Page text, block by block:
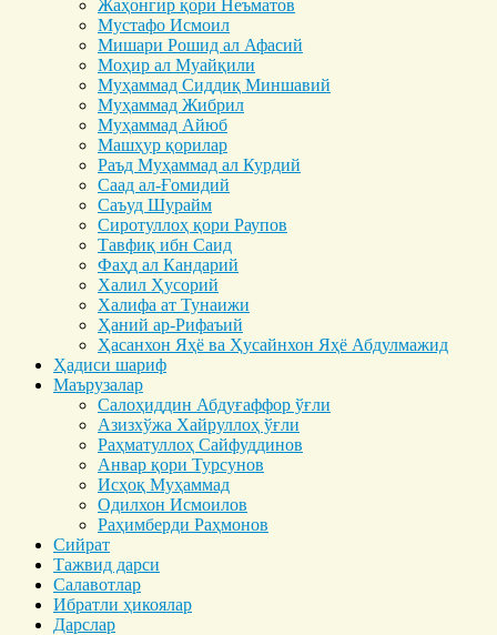
Жаҳонгир қори Неъматов
Мустафо Исмоил
Мишари Рошид ал Афасий
Моҳир ал Муайқили
Муҳаммад Cиддиқ Миншавий
Муҳаммад Жибрил
Муҳаммад Айюб
Машҳур қорилар
Раъд Муҳаммад ал Курдий
Саад ал-Ғомидий
Саъуд Шурайм
Сиротуллоҳ қори Раупов
Тавфиқ ибн Саид
Фаҳд ал Кандарий
Халил Ҳусорий
Халифа ат Тунаижи
Ҳаний ар-Рифаъий
Ҳасанхон Яҳё ва Ҳусайнхон Яҳё Абдулмажид
Ҳадиси шариф
Маърузалар
Салоҳиддин Абдуғаффор ўғли
Азизхўжа Хайруллоҳ ўғли
Раҳматуллоҳ Сайфуддинов
Анвар қори Турсунов
Исҳоқ Муҳаммад
Одилхон Исмоилов
Раҳимберди Раҳмонов
Сийрат
Тажвид дарси
Салавотлар
Ибратли ҳикоялар
Дарслар